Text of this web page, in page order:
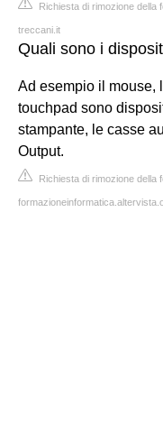
Richiesta di rimozione della
treccani.it
Quali sono i
Ad esempio il mouse,
touchpad sono
stampante, le casse
Output.
Richiesta di rimozione della